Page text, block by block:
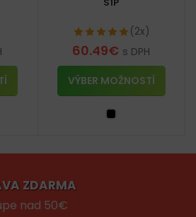
(2x)
60.49€ s DPH
VÝBER MOŽNOSTÍ
ZDARMA
nad 50€